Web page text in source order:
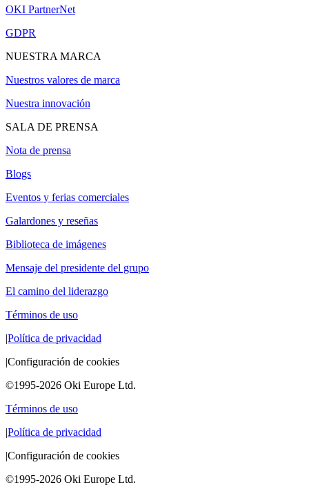
OKI PartnerNet
GDPR
NUESTRA MARCA
Nuestros valores de marca
Nuestra innovación
SALA DE PRENSA
Nota de prensa
Blogs
Eventos y ferias comerciales
Galardones y reseñas
Biblioteca de imágenes
Mensaje del presidente del grupo
El camino del liderazgo
Términos de uso
|Política de privacidad
|Configuración de cookies
©1995-2026 Oki Europe Ltd.
Términos de uso
|Política de privacidad
|Configuración de cookies
©1995-2026 Oki Europe Ltd.